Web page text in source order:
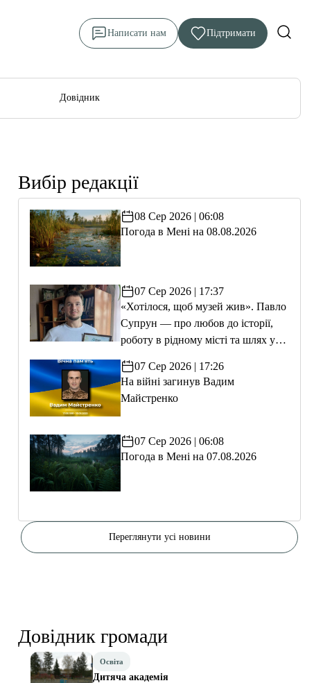
Написати нам Підтримати
Довідник
Вибір редакції
08 Сер 2026 | 06:08
Погода в Мені на 08.08.2026
07 Сер 2026 | 17:37
«Хотілося, щоб музей жив». Павло
Супрун — про любов до історії,
роботу в рідному місті та шлях у
07 Сер 2026 | 17:26
На війні загинув Вадим
Майстренко
07 Сер 2026 | 06:08
Погода в Мені на 07.08.2026
Переглянути усі новини
Довідник громади
Освіта
Дитяча академія